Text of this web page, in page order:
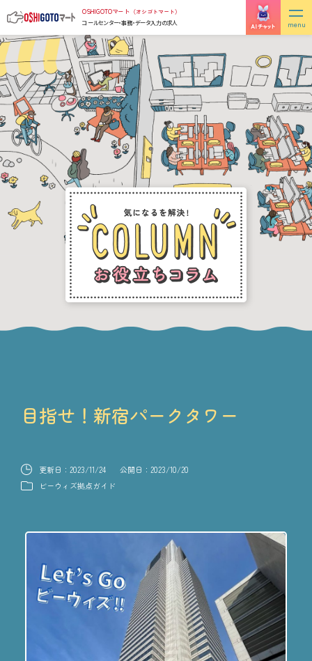
to
content
OSHIGOTOマート （オシゴトマート）
コールセンター・事務・データ入力の求人
目指せ！新宿パークタワー
更新日： 2023/11/24 公開日： 2023/10/20
ビーウィズ拠点ガイド